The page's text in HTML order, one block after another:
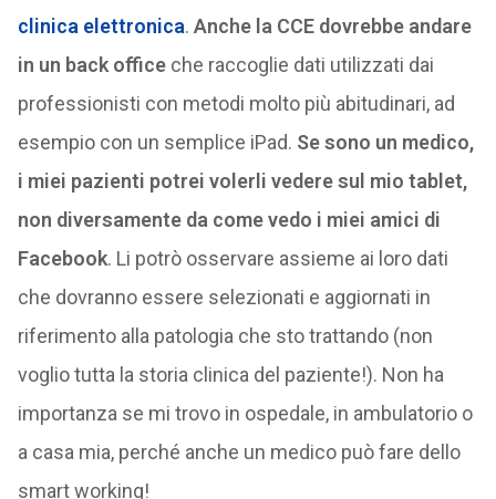
clinica elettronica. Anche la CCE dovrebbe andare
in un back officeche raccoglie dati utilizzati dai
professionisti con metodi molto più abitudinari, ad
esempio con un semplice iPad. Se sono un medico,
i miei pazienti potrei volerli vedere sul mio tablet,
non diversamente da come vedo i miei amici di
Facebook. Li potrò osservare assieme ai loro dati
che dovranno essere selezionati e aggiornati in
riferimento alla patologia che sto trattando (non
voglio tutta la storia clinica del paziente!). Non ha
importanza se mi trovo in ospedale, in ambulatorio o
a casa mia, perché anche un medico può fare dello
smart working!